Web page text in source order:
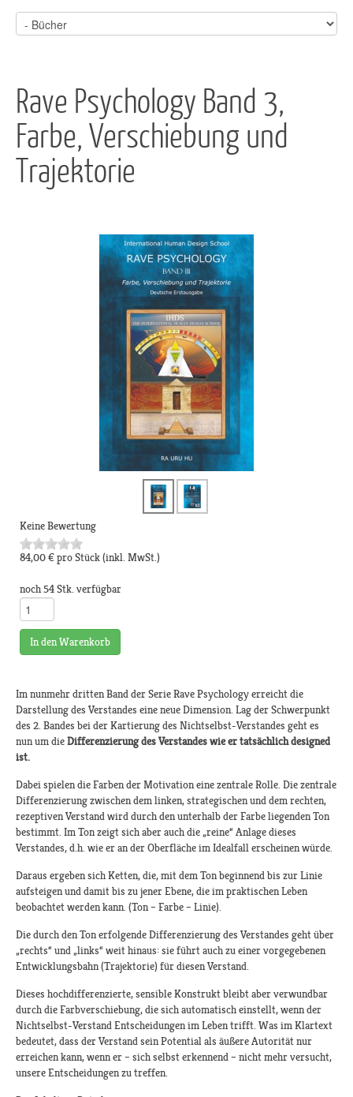
Rave Psychology Band 3,
Farbe, Verschiebung und
Trajektorie
Keine Bewertung
84,00 €pro Stück(inkl. MwSt.)
noch 54 Stk. verfügbar
In den Warenkorb
Im nunmehr dritten Band der Serie Rave Psychology erreicht die
Darstellung des Verstandes eine neue Dimension. Lag der Schwerpunkt
des 2. Bandes bei der Kartierung des Nichtselbst-Verstandes geht es
nun um dieDifferenzierung des Verstandes wie er tatsächlich designed
ist.
Dabei spielen die Farben der Motivation eine zentrale Rolle. Die zentrale
Differenzierung zwischen dem linken, strategischen und dem rechten,
rezeptiven Verstand wird durch den unterhalb der Farbe liegenden Ton
bestimmt. Im Ton zeigt sich aber auch die „reine“ Anlage dieses
Verstandes, d.h. wie er an der Oberfläche im Idealfall erscheinen würde.
Daraus ergeben sich Ketten, die, mit dem Ton beginnend bis zur Linie
aufsteigen und damit bis zu jener Ebene, die im praktischen Leben
beobachtet werden kann. (Ton – Farbe – Linie).
Die durch den Ton erfolgende Differenzierung des Verstandes geht über
„rechts“ und „links“ weit hinaus: sie führt auch zu einer vorgegebenen
Entwicklungsbahn (Trajektorie) für diesen Verstand.
Dieses hochdifferenzierte, sensible Konstrukt bleibt aber verwundbar
durch die Farbverschiebung, die sich automatisch einstellt, wenn der
Nichtselbst-Verstand Entscheidungen im Leben trifft. Was im Klartext
bedeutet, dass der Verstand sein Potential als äußere Autorität nur
erreichen kann, wenn er – sich selbst erkennend – nicht mehr versucht,
unsere Entscheidungen zu treffen.